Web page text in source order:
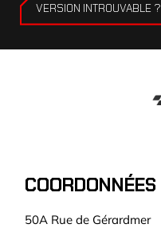
VERSION INTROUVABLE ?
COORDONNÉES
50A Rue de Gérardmer